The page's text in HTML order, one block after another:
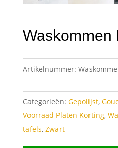
Waskommen
Artikelnummer:
Categorieën: Gepolijst,
Voorraad Platen Korting,
tafels, Zwart